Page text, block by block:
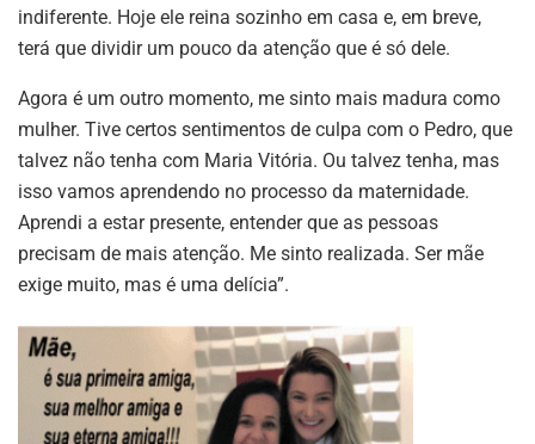
indiferente. Hoje ele reina sozinho em casa e, em breve,
terá que dividir um pouco da atenção que é só dele.
Agora é um outro momento, me sinto mais madura como
mulher. Tive certos sentimentos de culpa com o Pedro, que
talvez não tenha com Maria Vitória. Ou talvez tenha, mas
isso vamos aprendendo no processo da maternidade.
Aprendi a estar presente, entender que as pessoas
precisam de mais atenção. Me sinto realizada. Ser mãe
exige muito, mas é uma delícia”.